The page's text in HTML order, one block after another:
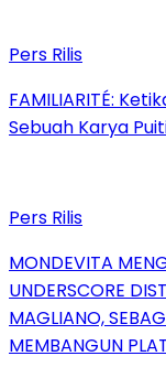
Pers Rilis
FAMILIARITÉ:
Sebuah Karya
Pers Rilis
MONDEVITA
UNDERSCORE
MAGLIANO,
MEMBANGUN